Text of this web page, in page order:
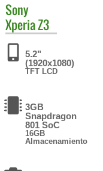
Sony
Xperia Z3
5.2"
(1920x1080)
TFT LCD
3GB
Snapdragon
801 SoC
16GB
Almacenamiento